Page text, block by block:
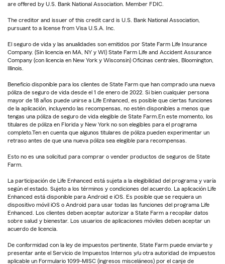
are offered by U.S. Bank National Association. Member FDIC.
The creditor and issuer of this credit card is U.S. Bank National Association,
pursuant to a license from Visa U.S.A. Inc.
El seguro de vida y las anualidades son emitidos por State Farm Life Insurance
Company. (Sin licencia en MA, NY y WI) State Farm Life and Accident Assurance
Company (con licencia en New York y Wisconsin) Oficinas centrales, Bloomington,
Illinois.
Beneficio disponible para los clientes de State Farm que han comprado una nueva
póliza de seguro de vida desde el 1 de enero de 2022. Si bien cualquier persona
mayor de 18 años puede unirse a Life Enhanced, es posible que ciertas funciones
de la aplicación, incluyendo las recompensas, no estén disponibles a menos que
tengas una póliza de seguro de vida elegible de State Farm.En este momento, los
titulares de póliza en Florida y New York no son elegibles para el programa
completo.Ten en cuenta que algunos titulares de póliza pueden experimentar un
retraso antes de que una nueva póliza sea elegible para recompensas.
Esto no es una solicitud para comprar o vender productos de seguros de State
Farm.
La participación de Life Enhanced está sujeta a la elegibilidad del programa y varía
según el estado. Sujeto a los términos y condiciones del acuerdo. La aplicación Life
Enhanced está disponible para Android e iOS. Es posible que se requiera un
dispositivo móvil iOS o Android para usar todas las funciones del programa Life
Enhanced. Los clientes deben aceptar autorizar a State Farm a recopilar datos
sobre salud y bienestar. Los usuarios de aplicaciones móviles deben aceptar un
acuerdo de licencia.
De conformidad con la ley de impuestos pertinente, State Farm puede enviarte y
presentar ante el Servicio de Impuestos Internos y/u otra autoridad de impuestos
aplicable un Formulario 1099-MISC (ingresos misceláneos) por el canje de